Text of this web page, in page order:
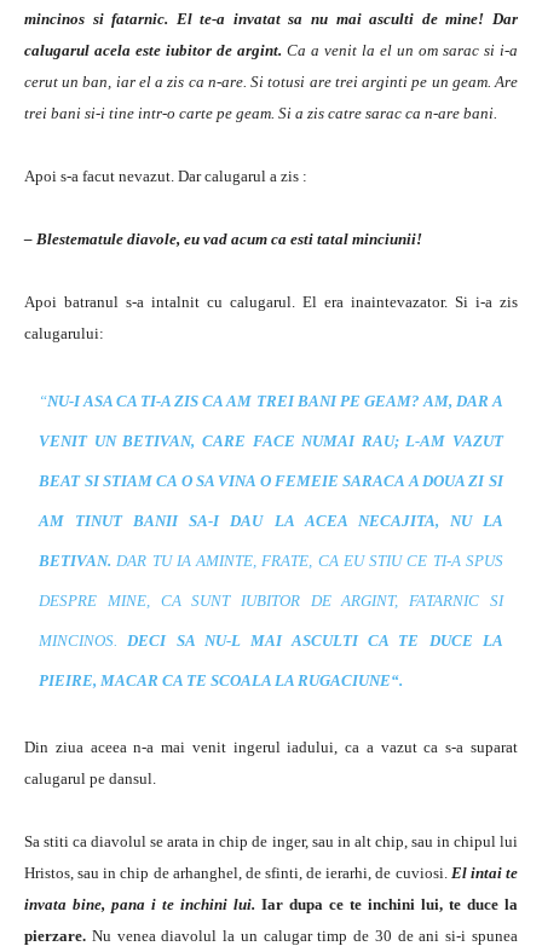
mincinos si fatarnic. El te-a invatat sa nu mai asculti de mine! Dar
calugarul acela este iubitor de argint. Ca a venit la el un om sarac si i-a
cerut un ban, iar el a zis ca n-are. Si totusi are trei arginti pe un geam. Are
trei bani si-i tine intr-o carte pe geam. Si a zis catre sarac ca n-are bani.
Apoi s-a facut nevazut. Dar calugarul a zis :
– Blestematule diavole, eu vad acum ca esti tatal minciunii!
Apoi batranul s-a intalnit cu calugarul. El era inaintevazator. Si i-a zis
calugarului:
“NU-I ASA CA TI-A ZIS CA AM TREI BANI PE GEAM? AM, DAR A
VENIT UN BETIVAN, CARE FACE NUMAI RAU; L-AM VAZUT
BEAT SI STIAM CA O SA VINA O FEMEIE SARACA A DOUA ZI SI
AM TINUT BANII SA-I DAU LA ACEA NECAJITA, NU LA
BETIVAN. DAR TU IA AMINTE, FRATE, CA EU STIU CE TI-A SPUS
DESPRE MINE, CA SUNT IUBITOR DE ARGINT, FATARNIC SI
MINCINOS. DECI SA NU-L MAI ASCULTI CA TE DUCE LA
PIEIRE, MACAR CA TE SCOALA LA RUGACIUNE“.
Din ziua aceea n-a mai venit ingerul iadului, ca a vazut ca s-a suparat
calugarul pe dansul.
Sa stiti ca diavolul se arata in chip de inger, sau in alt chip, sau in chipul lui
Hristos, sau in chip de arhanghel, de sfinti, de ierarhi, de cuviosi. El intai te
invata bine, pana i te inchini lui. Iar dupa ce te inchini lui, te duce la
pierzare. Nu venea diavolul la un calugar timp de 30 de ani si-i spunea